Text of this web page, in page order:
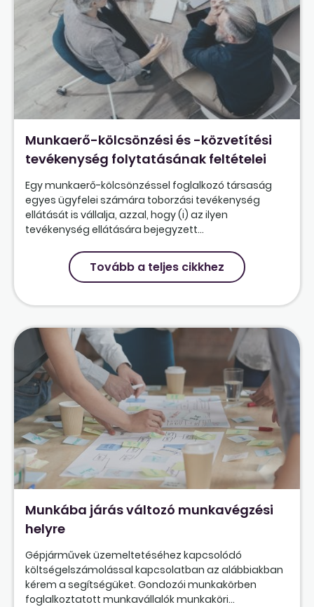
Munkaerő-kölcsönzési és -közvetítési
tevékenység folytatásának feltételei
Egy munkaerő-kölcsönzéssel foglalkozó társaság
egyes ügyfelei számára toborzási tevékenység
ellátását is vállalja, azzal, hogy (i) az ilyen
tevékenység ellátására bejegyzett...
Tovább a teljes cikkhez
Munkába járás változó munkavégzési
helyre
Gépjárművek üzemeltetéséhez kapcsolódó
költségelszámolással kapcsolatban az alábbiakban
kérem a segítségüket. Gondozói munkakörben
foglalkoztatott munkavállalók munkaköri...